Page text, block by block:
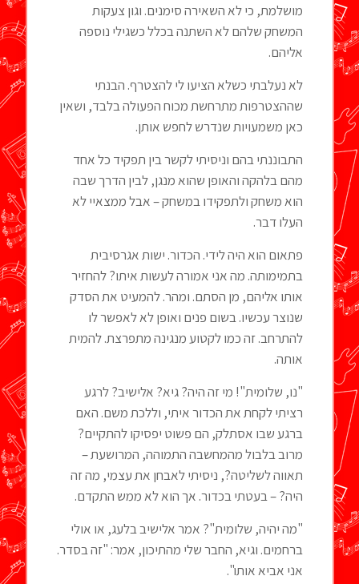
מושלמת, כי לא השאירה סימנים. וגון צעקות
המשחק שלהם לא השתנה בכלל כשגילי נוספה
אליהם.
לא נעלבתי כשלא הציעו לי להצטרף. הבנתי
שההצטרפות מתרחשת מכוח הפעולה בלבד, ושאין
כאן משמעויות שנדרש לחפש אותן.
התבוננתי בהם וניסיתי לקשר בין תפקיד כל אחד
מהם בלהקה והאופן שהוא מנגן, לבין הדרך שבה
הוא משחק ולתפקידו במשחק – אבל ממצאיי לא
העלו דבר.
פתאום הוא היה לידי. הכדור. ישות אגרסיבית
בתמימותה. מה אני אמורה לעשות איתו? להחזיר
אותו אליהם, מן הסתם. ומהר. להמעיט את הסדק
שנוצר עכשיו. בשום פנים ואופן לא לאפשר לו
להתרחב. זה כמו לקטוע מנגינה מתפרצת. להמית
אותה.
"נו, שלומית"! מי זה היה? גיא? אלישיב? לרגע
רציתי לקחת את הכדור איתי, וללכת משם. האם
ברגע שבו אסתלק, הם פשוט יפסיקו להתקיים?
מרוב בלבול מהמחשבה התמוהה, המרושעת –
תאווה לשליטה?, ניסיתי לאבחן את עצמי, מה זה
היה? – בעטתי בכדור. אך הוא לא ממש התקדם.
"מה יהיה, שלומית"? אמר אלישיב בלעג, או אולי
ברחמים. וגיא, החבר שלי מהתיכון, אמר: "זה בסדר.
אני אביא אותו".